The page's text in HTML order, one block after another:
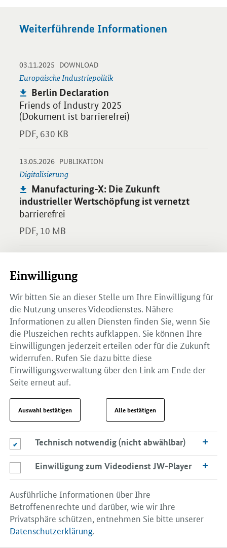
Weiterführende Informationen
03.11.2025 -
DOWNLOAD-
Europäische Industriepolitik
Publikation:
Berlin Declaration
Friends of Industry 2025
(Dokument ist barrierefrei)
PDF, 630 KB
Öffnet PDF "Berlin Declaration" in neuem Fenster.
13.05.2026 -
PUBLIKATION
Digitalisierung
Publikation:
Manufacturing-X: Die Zukunft
industrieller Wertschöpfung ist vernetzt
barrierefrei
PDF, 10 MB
Öffnet PDF "Manufacturing-X: Die Zukunft industrieller
Externes
Angebot:
„MX-Port Konzept – Enable data
sharing across industries“
EXTERNES ANGEBOT-
Externes
Angebot:
„Infobroschüre: Das Datenökosystem
Manufacturing-X“
Öffnet Einzelsicht
EXTERNES ANGEBOT-
Externes
Angebot:
„Whitepaper: Anwendungsfelder in
Öffnet Einzelsicht
EXTERNES ANGEBOT
Angebot:
Plattform Industrie 4.0 – Manufacturing
X Playbook
Öffnet Einzelsicht
EXTERNES ANGEBOT -
Angebot:
„Digitalisierung der Fahrzeughersteller
und Zulieferindustrie und industrieller
Lieferketten“ im Förderrahmen
„Zukunftsinvestitionen Fahrzeughersteller
Öffnet Einzelsicht
Einwilligung
Wir bitten Sie an dieser Stelle um Ihre Einwilligung für
die Nutzung unseres Videodienstes. Nähere
Informationen zu allen Diensten finden Sie, wenn Sie
die Pluszeichen rechts aufklappen. Sie können Ihre
Einwilligungen jederzeit erteilen oder für die Zukunft
widerrufen. Rufen Sie dazu bitte diese
Einwilligungsverwaltung über den Link am Ende der
Seite erneut auf.
Auswahl bestätigen Alle bestätigen
Technisch notwendig (nicht abwählbar)
Technisch notwendig (nicht abwählbar)
Einwilligung zum Videodienst JW-Player
Einwilligung zum Videodienst JW-Player
Ausführliche Informationen über Ihre
Betroffenenrechte und darüber, wie wir Ihre
Privatsphäre schützen, entnehmen Sie bitte unserer
Datenschutzerklärung.